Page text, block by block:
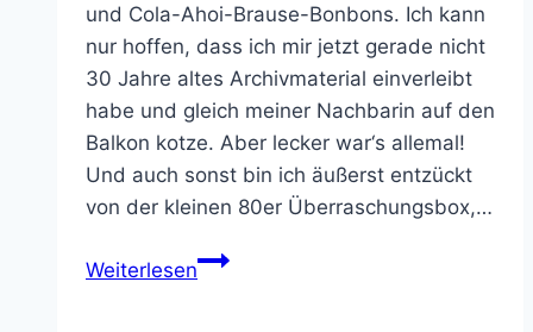
und Cola-Ahoi-Brause-Bonbons. Ich kann
nur hoffen, dass ich mir jetzt gerade nicht
30 Jahre altes Archivmaterial einverleibt
habe und gleich meiner Nachbarin auf den
Balkon kotze. Aber lecker war‘s allemal!
Und auch sonst bin ich äußerst entzückt
von der kleinen 80er Überraschungsbox,…
WeiterlesenBuchempfehlung: